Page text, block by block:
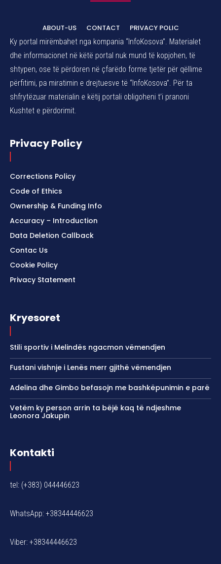
ABOUT-US CONTACT
PRIVACY POLIC
Ky portal mirëmbahet nga kompania “InfoKosova”. Materialet
dhe informacionet në këtë portal nuk mund të kopjohen, të
shtypen, ose të përdoren në çfarëdo forme tjetër për qëllime
përfitimi, pa miratimin e drejtuesve të “InfoKosova”. Për ta
shfrytëzuar materialin e këtij portali obligoheni t’i pranoni
Kushtet e përdorimit.
Privacy Policy
Corrections Policy
Code of Ethics
Ownership & Funding Info
Accuracy – Introduction
Data Deletion Callback
Contac Us
Cookie Policy
Privacy Statement
Kryesoret
Stili sportiv i Melindës ngacmon vëmendjen
Fustani vishnje i Lenës merr gjithë vëmendjen
Adelina dhe Gimbo befasojn me bashkëpunimin e parë
Vetëm ky person arrin ta bëjë kaq të ndjeshme
Leonora Jakupin
Kontakti
tel: (+383) 044446623
WhatsApp: +38344446623
Viber: +38344446623